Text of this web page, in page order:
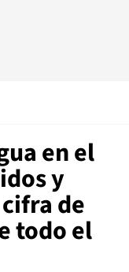
en el
y
de
todo el